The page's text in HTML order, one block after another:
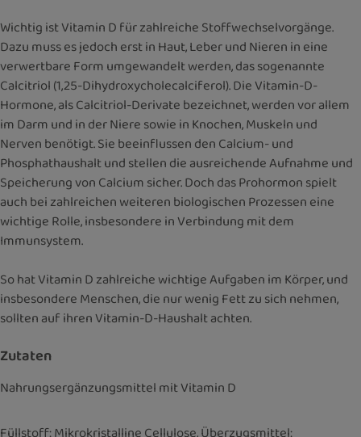
Wichtig ist Vitamin D für zahlreiche Stoffwechselvorgänge.
Dazu muss es jedoch erst in Haut, Leber und Nieren in eine
verwertbare Form umgewandelt werden, das sogenannte
Calcitriol (1,25-Dihydroxycholecalciferol). Die Vitamin-D-
Hormone, als Calcitriol-Derivate bezeichnet, werden vor allem
im Darm und in der Niere sowie in Knochen, Muskeln und
Nerven benötigt. Sie beeinflussen den Calcium- und
Phosphathaushalt und stellen die ausreichende Aufnahme und
Speicherung von Calcium sicher. Doch das Prohormon spielt
auch bei zahlreichen weiteren biologischen Prozessen eine
wichtige Rolle, insbesondere in Verbindung mit dem
Immunsystem.
So hat Vitamin D zahlreiche wichtige Aufgaben im Körper, und
insbesondere Menschen, die nur wenig Fett zu sich nehmen,
sollten auf ihren Vitamin-D-Haushalt achten.
Zutaten
Nahrungsergänzungsmittel mit Vitamin D